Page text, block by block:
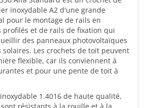
inoxydable A2 d'une grande
pour le montage de rails en
et de rails de fixation qui
des panneaux photovoltaïques
Les crochets de toit peuvent
flexible, car ils conviennent à
et pour une pente de toit à
1.4016 de haute qualité,